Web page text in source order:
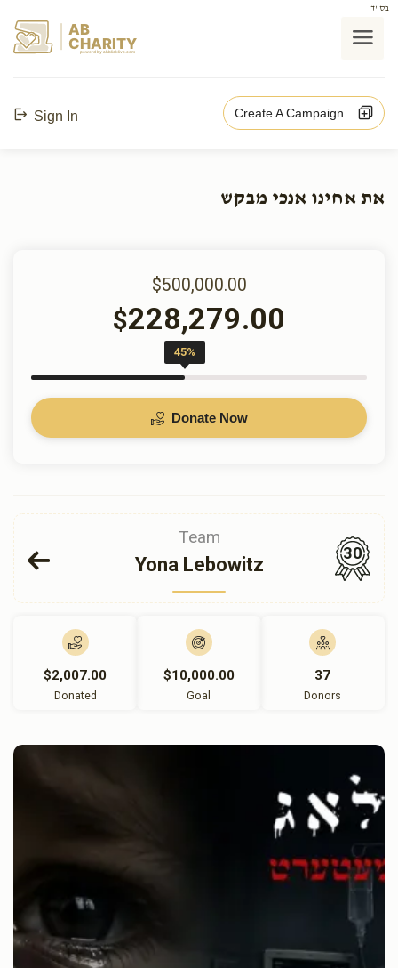
בס"ד
AB
CHARITY
powerd by ahblicklive.com
Sign In Create A Campaign
את אחינו אנכי מבקש
$500,000.00
$228,279.00
45%
Donate Now
Team
Yona Lebowitz
30
$2,007.00
Donated
$10,000.00
Goal
37
Donors